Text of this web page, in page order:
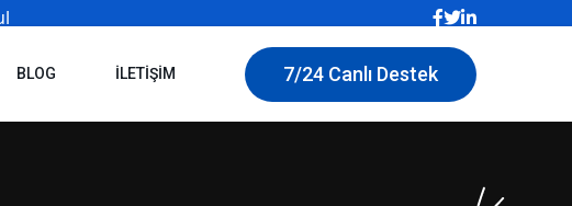
BLOG İLETIŞIM 7/24 Canlı Destek